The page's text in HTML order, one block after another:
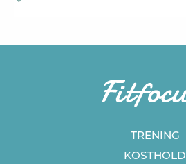
TRENING
KOSTHOLD